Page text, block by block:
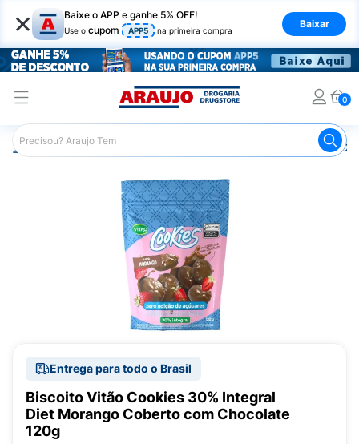
× Baixe o APP e ganhe 5% OFF!
Use o cupom APP5 na primeira compra
Baixar
0
Araujo Nutrição Saudável Biscoito
Entrega para todo o Brasil
Biscoito Vitão Cookies 30% Integral
Diet Morango Coberto com Chocolate
120g